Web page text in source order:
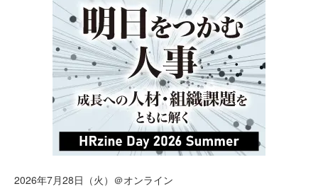
2026年7月28日（火）＠オンライン